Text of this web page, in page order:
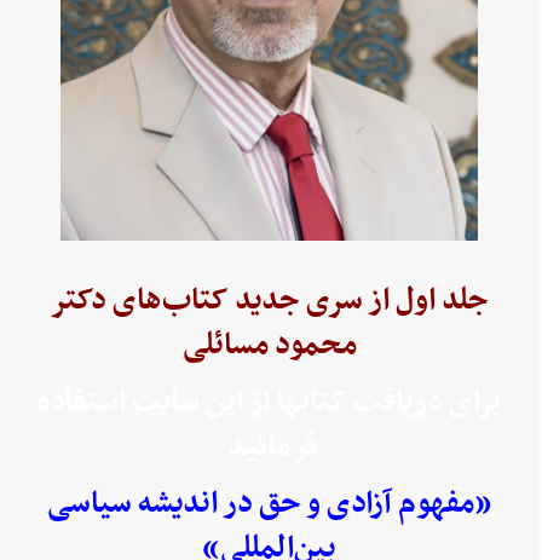
جلد اول از سری جدید کتاب‌های دکتر
محمود مسائلی
«مفهوم آزادی و حق در اندیشه سیاسی
بین‌المللی»